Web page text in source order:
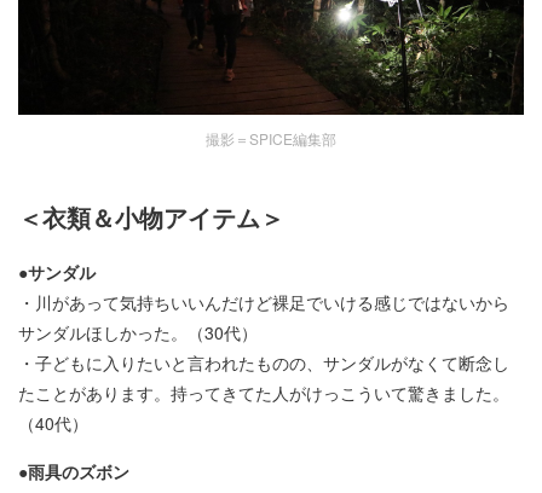
撮影＝SPICE編集部
＜衣類＆小物アイテム＞
●サンダル
・川があって気持ちいいんだけど裸足でいける感じではないから
サンダルほしかった。（30代）
・子どもに入りたいと言われたものの、サンダルがなくて断念し
たことがあります。持ってきてた人がけっこういて驚きました。
（40代）
●雨具のズボン